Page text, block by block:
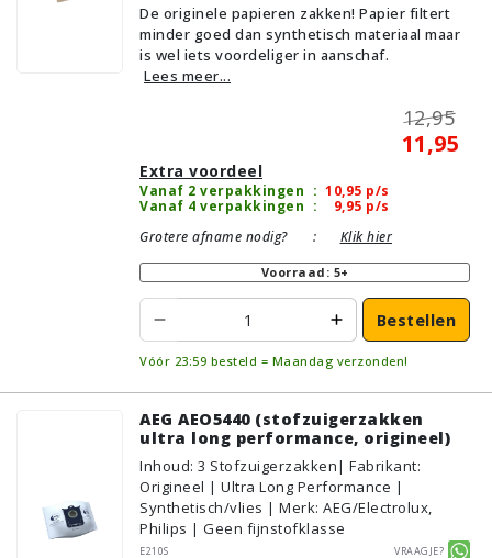
De originele papieren zakken! Papier filtert
minder goed dan synthetisch materiaal maar
is wel iets voordeliger in aanschaf.
Lees meer...
12,95
11,95
Extra voordeel
Vanaf 2 verpakkingen : 10,95 p/s
Vanaf 4 verpakkingen : 9,95 p/s
Grotere afname nodig?
: Klik hier
Voorraad: 5+
Bestellen
Vóór 23:59 besteld = Maandag verzonden!
AEG AEO5440 (stofzuigerzakken
ultra long performance, origineel)
Inhoud: 3 Stofzuigerzakken| Fabrikant:
Origineel | Ultra Long Performance |
Synthetisch/vlies | Merk: AEG/Electrolux,
Philips | Geen fijnstofklasse
E210S
Vraagje?